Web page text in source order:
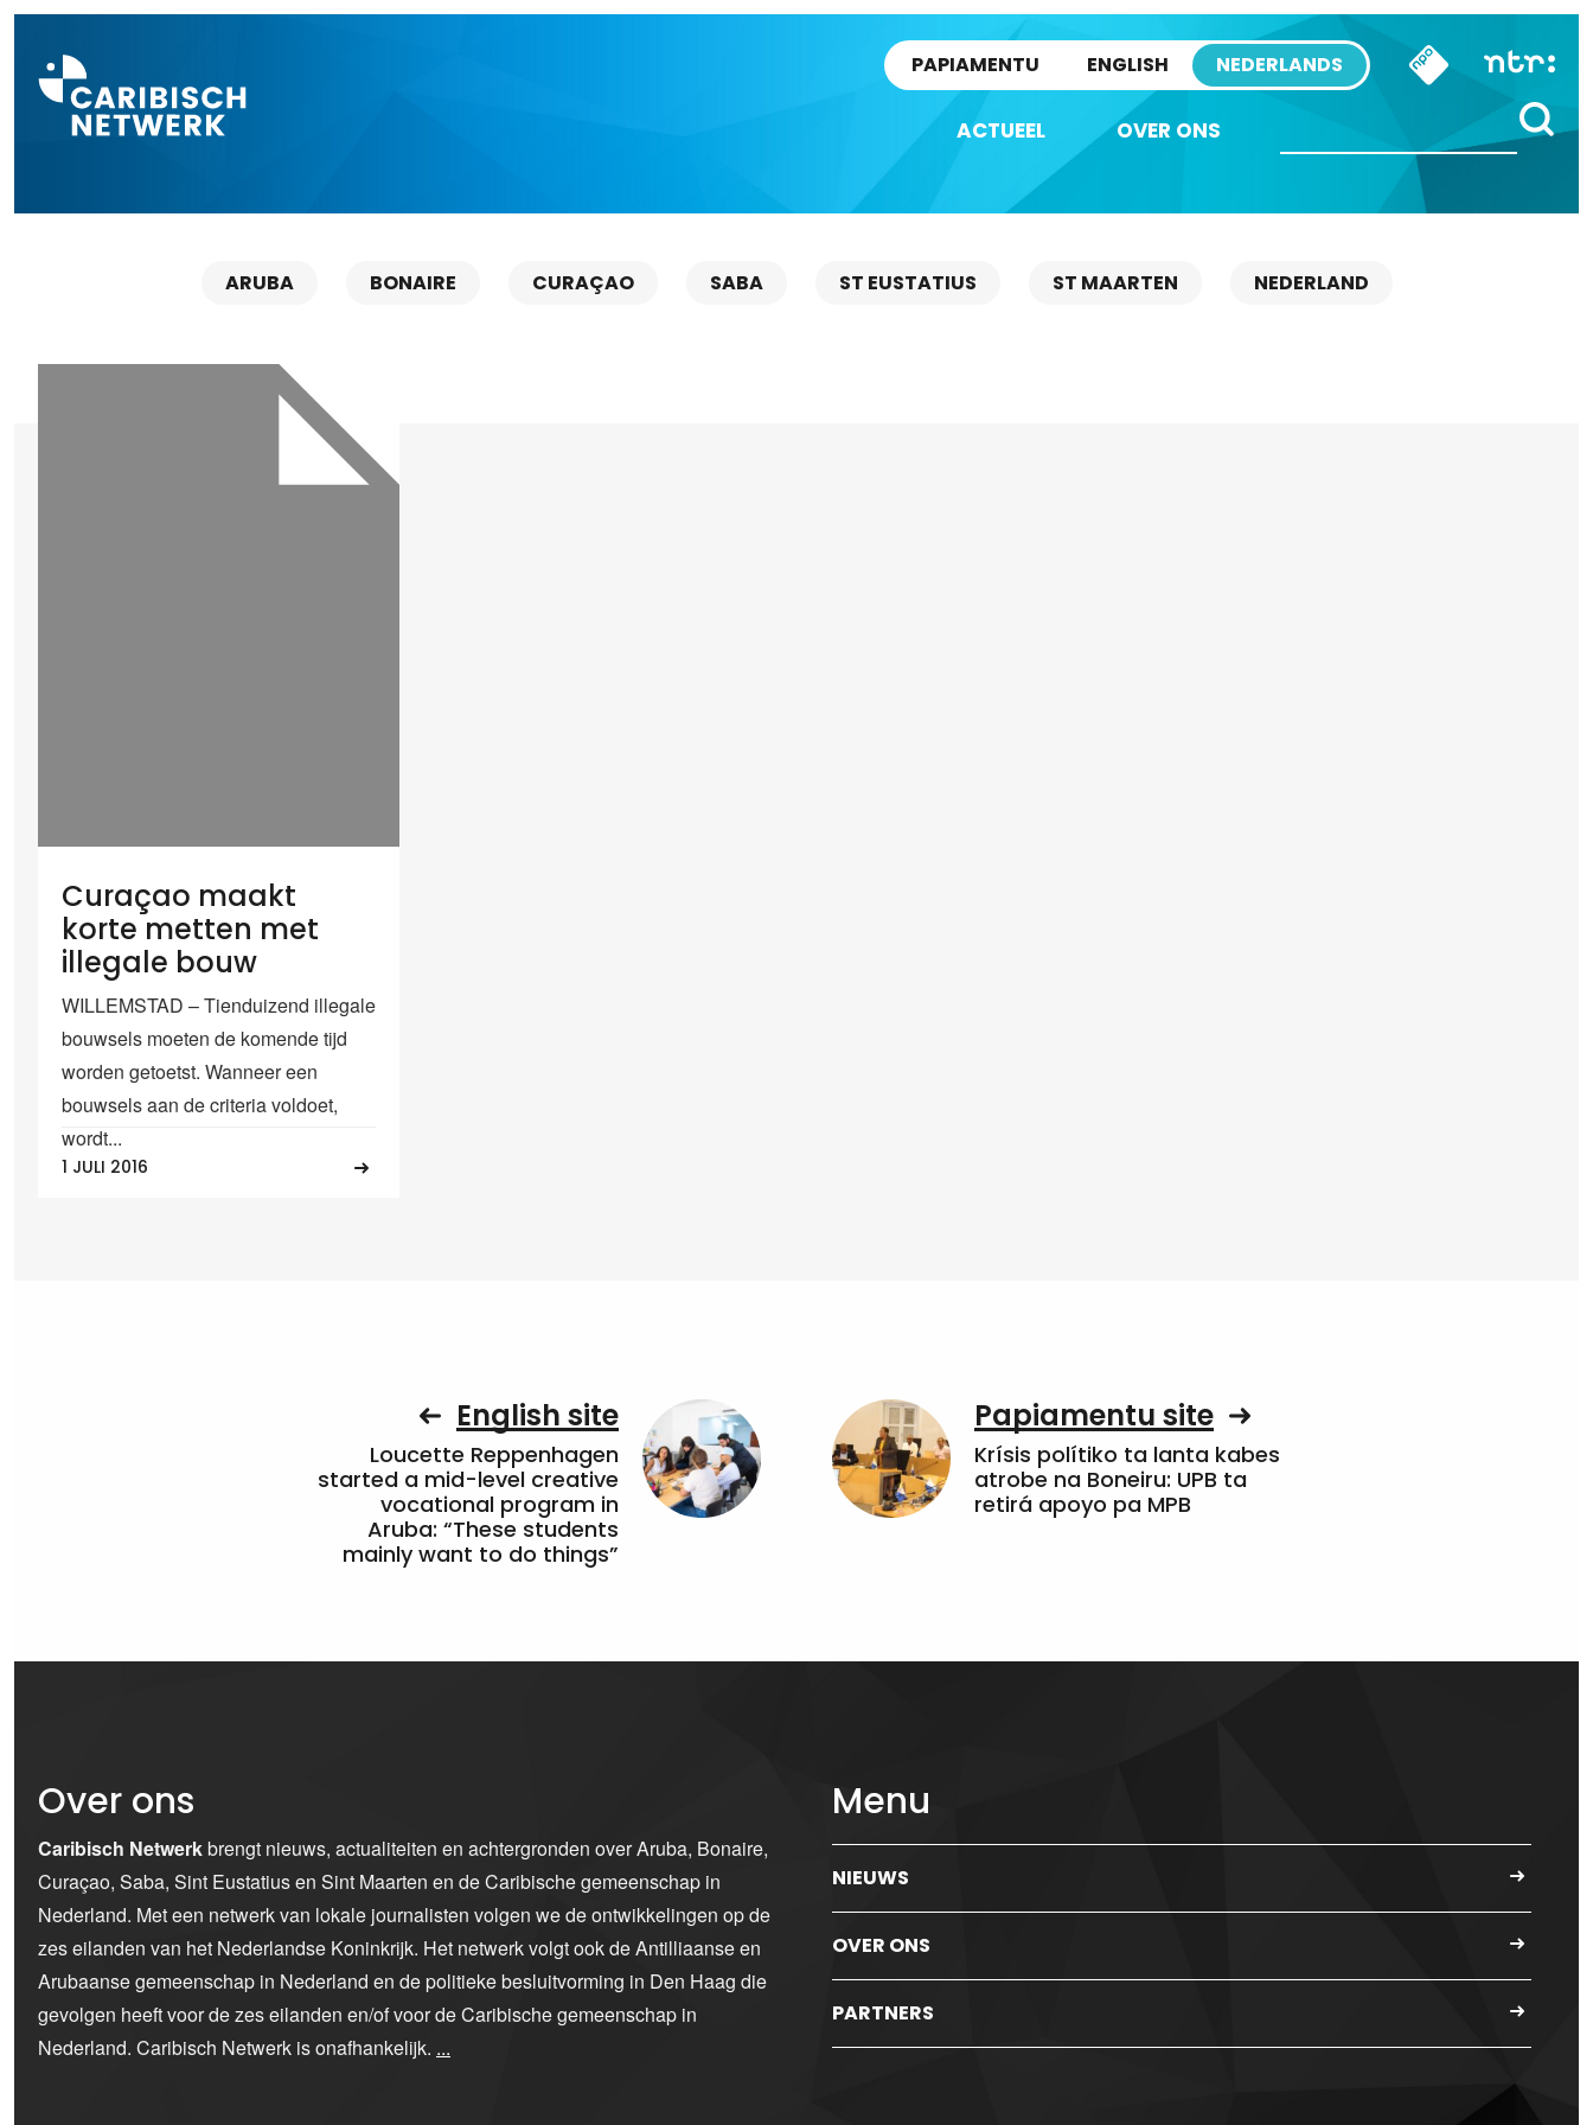
PAPIAMENTU ENGLISH NEDERLANDS
ACTUEEL OVER ONS
ARUBA BONAIRE CURAÇAO SABA ST EUSTATIUS ST MAARTEN NEDERLAND
Curaçao maakt
korte metten met
illegale bouw
WILLEMSTAD – Tienduizend illegale
bouwsels moeten de komende tijd
worden getoetst. Wanneer een
bouwsels aan de criteria voldoet,
wordt...
1 JULI 2016
English site
Loucette Reppenhagen
started a mid-level creative
vocational program in
Aruba: “These students
mainly want to do things”
Papiamentu site
Krísis polítiko ta lanta kabes
atrobe na Boneiru: UPB ta
retirá apoyo pa MPB
Over ons
Caribisch Netwerkbrengt nieuws, actualiteiten en achtergronden over Aruba, Bonaire,
Curaçao, Saba, Sint Eustatius en Sint Maarten en de Caribische gemeenschap in
Nederland. Met een netwerk van lokale journalisten volgen we de ontwikkelingen op de
zes eilanden van het Nederlandse Koninkrijk. Het netwerk volgt ook de Antilliaanse en
Arubaanse gemeenschap in Nederland en de politieke besluitvorming in Den Haag die
gevolgen heeft voor de zes eilanden en/of voor de Caribische gemeenschap in
Nederland. Caribisch Netwerk is onafhankelijk. ...
Menu
NIEUWS
OVER ONS
PARTNERS